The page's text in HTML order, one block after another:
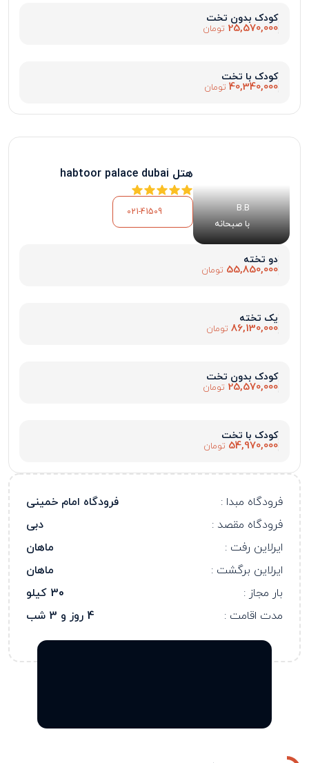
کودک بدون تخت
25,570,000 تومان
کودک با تخت
40,340,000 تومان
B.B
با صبحانه
هتل habtoor palace dubai
021-41509
دو تخته
55,850,000 تومان
یک تخته
86,130,000 تومان
کودک بدون تخت
25,570,000 تومان
کودک با تخت
54,970,000 تومان
فرودگاه مبدا :
فرودگاه امام خمینی
فرودگاه مقصد :
دبی
ایرلاین رفت :
ماهان
ایرلاین برگشت :
ماهان
بار مجاز :
30 کیلو
مدت اقامت :
4 روز و 3 شب